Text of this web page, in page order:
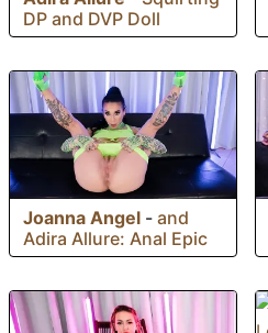
DP and DVP Doll
Joanna Angel - and
Adira Allure: Anal Epic